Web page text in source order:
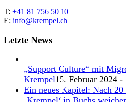
T: +41 81 756 50 10
E: info@krempel.ch
Letzte News
„Support Culture“ mit
Krempel15. Februar 2024 -
Ein neues Kapitel: Nach 20
‚Krempel‘ in Buchs